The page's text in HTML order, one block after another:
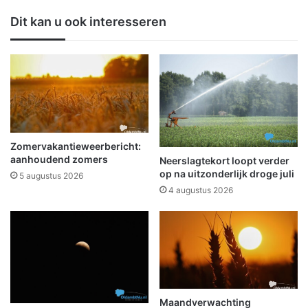
m
h
e
e
n
o
p
d
e
N
2
h
e
t
i
e
u
w
g
e
s
k
Dit kan u ook interesseren
Zomervakantieweerbericht:
aanhoudend zomers
5 augustus 2026
Neerslagtekort loopt verder
op na uitzonderlijk droge juli
4 augustus 2026
Maandverwachting